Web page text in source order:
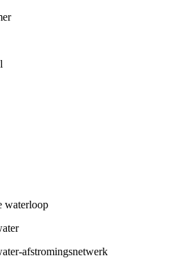
waterloop
afstromingsnetwerk